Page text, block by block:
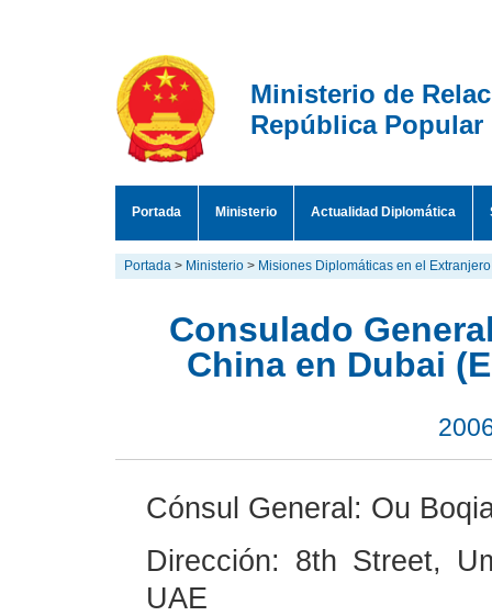
Ministerio de
República Popular
Portada Ministerio Actualidad Diplomática
Portada > Ministerio > Misiones Diplomáticas en el Extranjero
Consulado
China en Dubai
Cónsul General: Ou
Dirección: 8th Street,
UAE